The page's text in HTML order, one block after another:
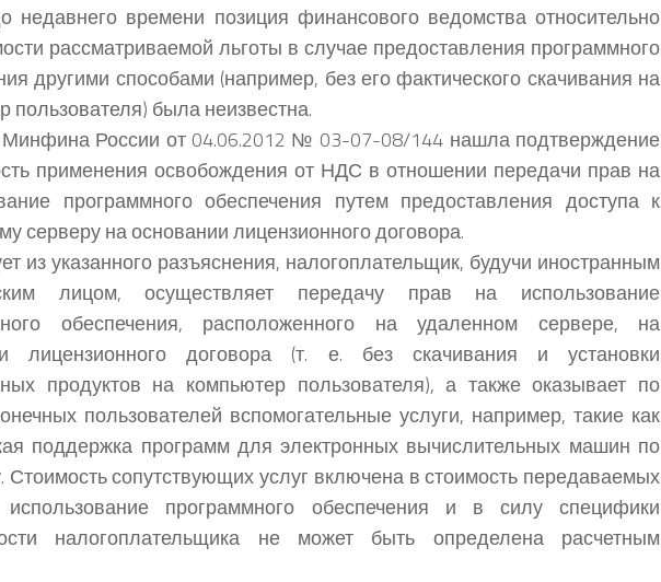
недавнего времени позиция финансового ведомства относительно
рассматриваемой льготы в случае предоставления программного
другими способами (например, без его фактического скачивания на
пользователя) была неизвестна.
России от 04.06.2012 № 03-07-08/144 нашла подтверждение
применения освобождения от НДС в отношении передачи прав на
программного обеспечения путем предоставления доступа к
серверу на основании лицензионного договора.
из указанного разъяснения, налогоплательщик, будучи иностранным
лицом, осуществляет передачу прав на использование
обеспечения, расположенного на удаленном сервере, на
лицензионного договора (т. е. без скачивания и установки
продуктов на компьютер пользователя), а также оказывает по
пользователей вспомогательные услуги, например, такие как
поддержка программ для электронных вычислительных машин по
Стоимость сопутствующих услуг включена в стоимость передаваемых
программного обеспечения и в силу специфики
налогоплательщика не может быть определена расчетным